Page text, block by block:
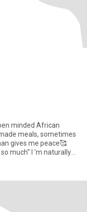
minded African
meals, sometimes
gives me peace🥰
much'' I 'm naturally